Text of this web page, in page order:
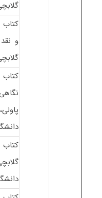
کتاب
و
کتاب